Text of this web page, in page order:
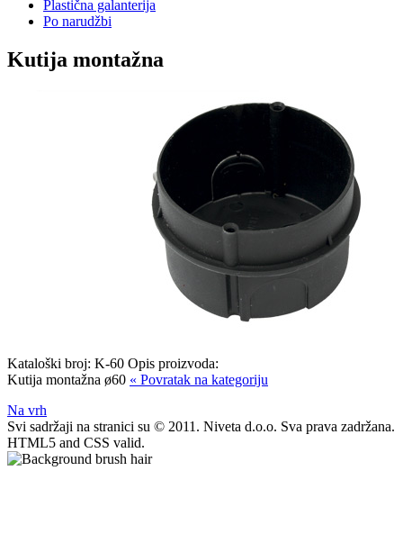
Plastična galanterija
Po narudžbi
Kutija montažna
Kataloški broj: K-60 Opis proizvoda:
Kutija montažna ø60 « Povratak na kategoriju
Na vrh
Svi sadržaji na stranici su © 2011. Niveta d.o.o. Sva prava zadržana.
HTML5 and CSS valid.